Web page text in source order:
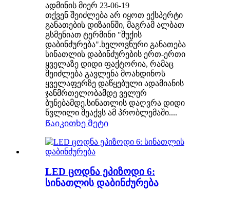
ადმინის მიერ 23-06-19
თქვენ შეიძლება არ იყოთ ექსპერტი
განათების დიზაინში, მაგრამ ალბათ
გსმენიათ ტერმინი "შუქის
დაბინძურება".ხელოვნური განათება
სინათლის დაბინძურების ერთ-ერთი
ყველაზე დიდი ფაქტორია, რამაც
შეიძლება გავლენა მოახდინოს
ყველაფერზე დაწყებული ადამიანის
ჯანმრთელობამდე ველურ
ბუნებამდე.სინათლის დაღვრა დიდი
წვლილი შეაქვს ამ პრობლემაში....
Წაიკითხე მეტი
LED ცოდნა ეპიზოდი 6:
სინათლის დაბინძურება